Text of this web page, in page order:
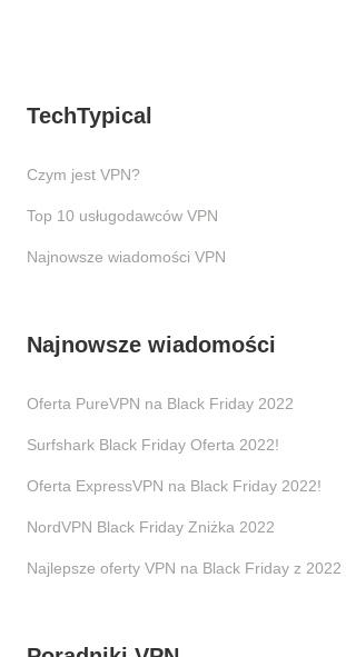
TechTypical
Czym jest VPN?
Top 10 usługodawców VPN
Najnowsze wiadomości VPN
Najnowsze wiadomości
Oferta PureVPN na Black Friday 2022
Surfshark Black Friday Oferta 2022!
Oferta ExpressVPN na Black Friday 2022!
NordVPN Black Friday Zniżka 2022
Najlepsze oferty VPN na Black Friday z 2022